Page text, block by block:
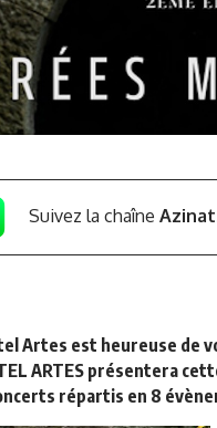
Suivez la chaîne
Artes est heureuse de
ARTES présentera
répartis en 8